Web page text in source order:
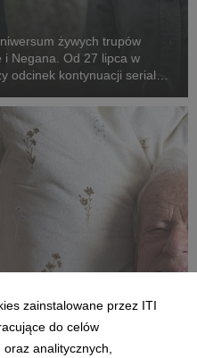
żywych trupów
i Negana. Od 27 lipca w
odcinek kontynuacji serialu,
rodzinne
zainstalowane przez ITI
do celów
analitycznych,